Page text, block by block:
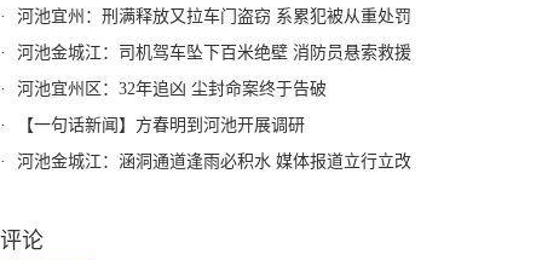
·
河池宜州：刑满释放又拉车门盗窃 系累犯被从重处罚
·
河池金城江：司机驾车坠下百米绝壁 消防员悬索救援
·
河池宜州区：32年追凶 尘封命案终于告破
·
【一句话新闻】方春明到河池开展调研
·
河池金城江：涵洞通道逢雨必积水 媒体报道立行立改
评论